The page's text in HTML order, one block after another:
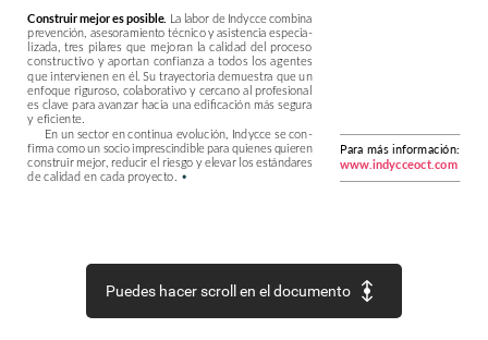
Construirmejoresposible. La laborde Indyccecombina
prevención, asesoramiento técnicoyasistencia especia-
lizada, tres pilares que mejoran la calidad del proceso
constructivo y aportan confianza a todos los agentes
queintervienenenél. Sutrayectoria demuestra queun
enfoqueriguroso, colaborativo ycercanoalprofesional
esclave para avanzar hacia una edificación mássegura
yeficiente.
Enunsectorencontinua evolución, Indyccesecon-
firmacomounsocioimprescindibleparaquienesquieren
construirmejor, reducirelriesgoyelevar losestándares
decalidadencada proyecto. •
Para más información:
www.indycceoct.com
Puedes hacer scroll en el documento